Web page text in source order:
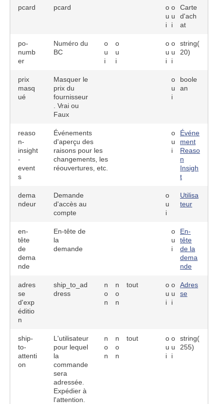
pcard pcard
o
u
i
o
u
i
Carte
d'ach
at
po-
numb
er
Numéro du
BC
o
u
i
o
u
i
o
u
i
o
u
i
string(
20)
prix
masq
ué
Masquer le
prix du
fournisseur
. Vrai ou
Faux
o
u
i
boole
an
reaso
n-
insight
-
event
s
Événements
d'aperçu des
raisons pour les
changements, les
réouvertures, etc.
o
u
i
Événe
ment
Reaso
n
Insigh
t
dema
ndeur
Demande
d'accès au
compte
o
u
i
Utilisa
teur
en-
tête
de
dema
nde
En-tête de
la
demande
o
u
i
En-
tête
de la
dema
nde
adres
se
d'exp
éditio
n
ship_to_ad
dress
n
o
n
n
o
n
tout
o
u
i
o
u
i
Adres
se
ship-
to-
attenti
on
L'utilisateur
pour lequel
la
commande
sera
adressée.
Expédier à
l'attention.
n
o
n
n
o
n
tout
o
u
i
o
u
i
string(
255)